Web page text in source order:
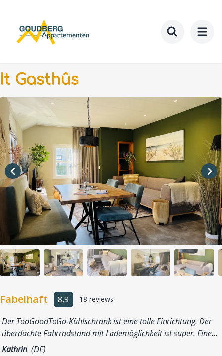
Hauptinhalt
springen
It Gasthûs
Fabelhaft 8,9 18 reviews
Der TooGoodToGo-Kühlschrank ist eine tolle Einrichtung. Der
überdachte Fahrradstand mit Lademöglichkeit ist super. Eine…
Kathrin (DE)